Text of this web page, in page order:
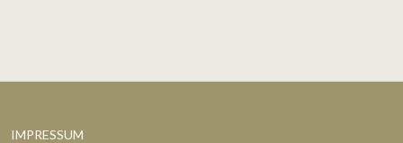
IMPRESSUM